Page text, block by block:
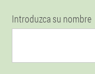
Introduzca su nombre